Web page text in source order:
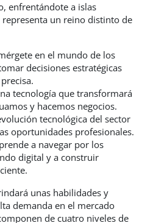
enfrentándote a islas
un reino distinto de
en el mundo de los
decisiones estratégicas
tecnología que transformará
y hacemos negocios.
tecnológica del sector
oportunidades profesionales.
a navegar por los
digital y a construir
unas habilidades y
demanda en el mercado
de cuatro niveles de